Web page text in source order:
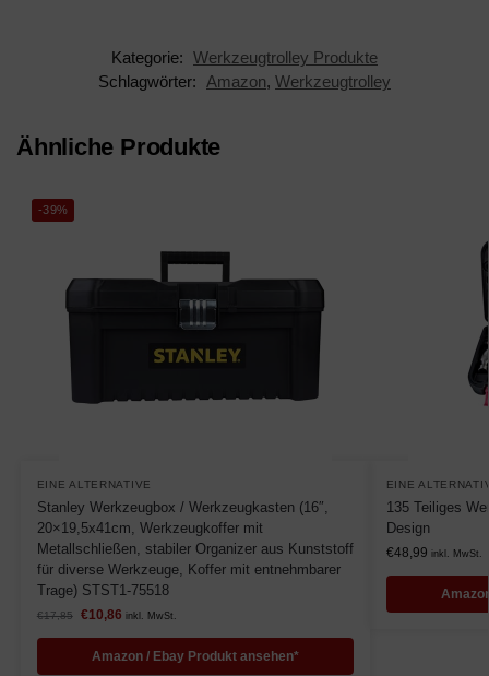
Kategorie: Werkzeugtrolley Produkte
Schlagwörter:
Amazon, Werkzeugtrolley
Ähnliche Produkte
-39%
EINE ALTERNATIVE
Stanley Werkzeugbox / Werkzeugkasten (16″,
20×19,5x41cm, Werkzeugkoffer mit
Metallschließen, stabiler Organizer aus Kunststoff
für diverse Werkzeuge, Koffer mit entnehmbarer
Trage) STST1-75518
€17,85 €10,86 inkl. MwSt.
Amazon / Ebay Produkt ansehen*
EINE
135 Teiliges
Design
€48,99 inkl. MwSt.